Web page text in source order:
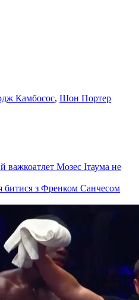
Камбосос, Шон Портер
битися з Френком Санчесом